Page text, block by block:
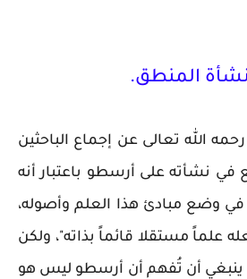
نشأة المنطق.
الله تعالى عن إجماع الباحثين
في نشأته على أرسطو باعتبار أنه
وضع مبادئ هذا العلم وأصوله،
علماً مستقلا قائماً بذاته"، ولكن
ينبغي أن تُفهم أن أرسطو ليس هو